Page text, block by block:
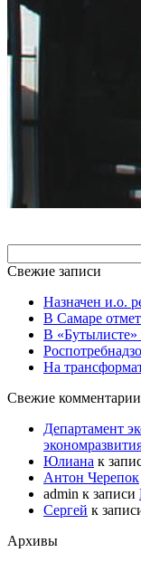
Свежие записи
Назначен и.о.
В Самаре
В «Бутылисте»
На
Свежие комментарии
Департамент
Юлиана к
Антон Черепок
admin к записи
Сергей к
Архивы